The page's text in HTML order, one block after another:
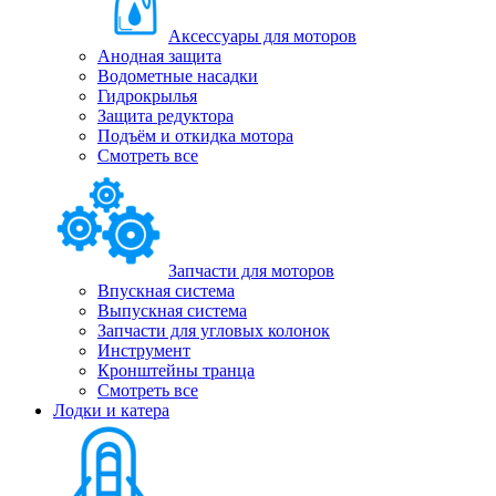
Аксессуары для моторов
Анодная защита
Водометные насадки
Гидрокрылья
Защита редуктора
Подъём и откидка мотора
Смотреть все
Запчасти для моторов
Впускная система
Выпускная система
Запчасти для угловых колонок
Инструмент
Кронштейны транца
Смотреть все
Лодки и катера